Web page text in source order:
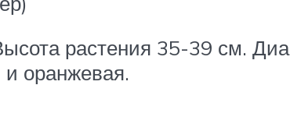
растения 35-39 см.
оранжевая.